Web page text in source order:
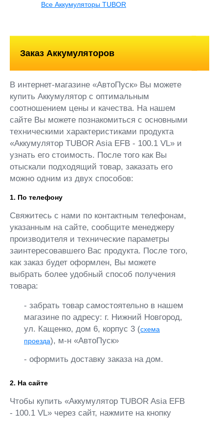
Все Аккумуляторы TUBOR
Заказ Аккумуляторов
В интернет-магазине «АвтоПуск» Вы можете
купить Аккумулятор с оптимальным
соотношением цены и качества. На нашем
сайте Вы можете познакомиться с основными
техническими характеристиками продукта
«Аккумулятор TUBOR Asia EFB - 100.1 VL» и
узнать его стоимость. После того как Вы
отыскали подходящий товар, заказать его
можно одним из двух способов:
1. По телефону
Свяжитесь с нами по контактным телефонам,
указанным на сайте, сообщите менеджеру
производителя и технические параметры
заинтересовавшего Вас продукта. После того,
как заказ будет оформлен, Вы можете
выбрать более удобный способ получения
товара:
- забрать товар самостоятельно в нашем
магазине по адресу: г. Нижний Новгород,
ул. Кащенко, дом 6, корпус 3 (схема
проезда), м-н «АвтоПуск»
- оформить доставку заказа на дом.
2. На сайте
Чтобы купить «Аккумулятор TUBOR Asia EFB
- 100.1 VL» через сайт, нажмите на кнопку